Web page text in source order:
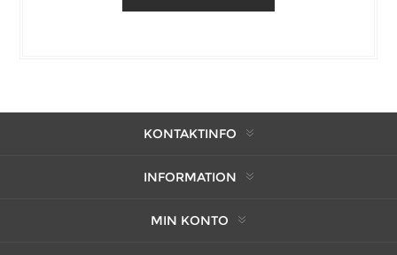
KONTAKTINFO
INFORMATION
MIN KONTO